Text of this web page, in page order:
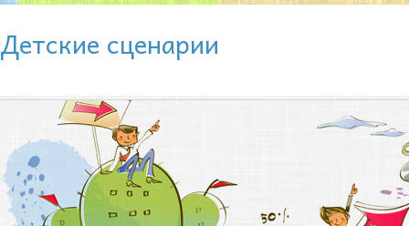
Детские сценарии